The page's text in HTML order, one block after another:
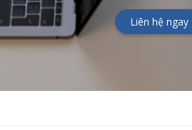
Liên hệ ngay